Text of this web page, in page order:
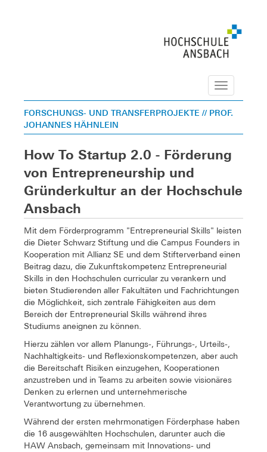
Navigation
FORSCHUNGS- UND TRANSFERPROJEKTE // PROF.
JOHANNES HÄHNLEIN
How To Startup 2.0 - Förderung
von Entrepreneurship und
Gründerkultur an der Hochschule
Ansbach
Mit dem Förderprogramm "Entrepreneurial Skills" leisten
die Dieter Schwarz Stiftung und die Campus Founders in
Kooperation mit Allianz SE und dem Stifterverband einen
Beitrag dazu, die Zukunftskompetenz Entrepreneurial
Skills in den Hochschulen curricular zu verankern und
bieten Studierenden aller Fakultäten und Fachrichtungen
die Möglichkeit, sich zentrale Fähigkeiten aus dem
Bereich der Entrepreneurial Skills während ihres
Studiums aneignen zu können.
Hierzu zählen vor allem Planungs-, Führungs-, Urteils-,
Nachhaltigkeits- und Reflexionskompetenzen, aber auch
die Bereitschaft Risiken einzugehen, Kooperationen
anzustreben und in Teams zu arbeiten sowie visionäres
Denken zu erlernen und unternehmerische
Verantwortung zu übernehmen.
Während der ersten mehrmonatigen Förderphase haben
die 16 ausgewählten Hochschulen, darunter auch die
HAW Ansbach, gemeinsam mit Innovations- und